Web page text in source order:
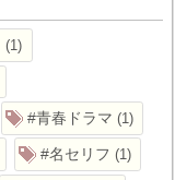
1
#青春ドラマ 1
#名セリフ 1